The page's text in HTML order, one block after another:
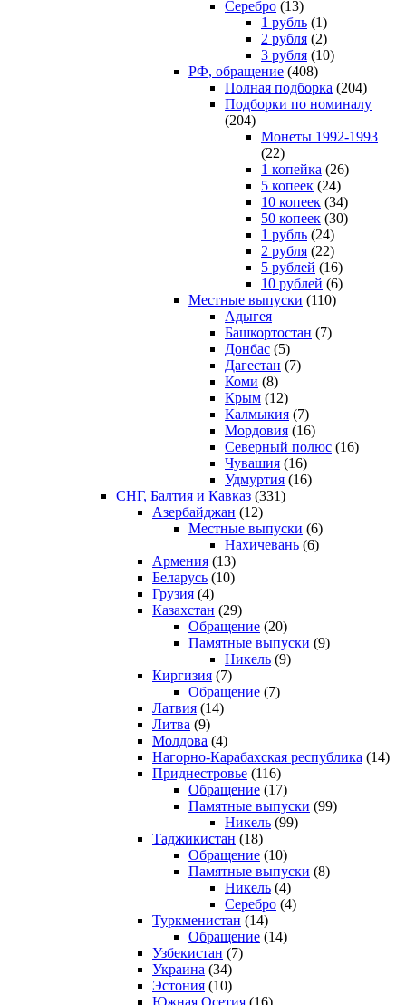
Серебро (13)
1 рубль (1)
2 рубля (2)
3 рубля (10)
РФ, обращение (408)
Полная подборка (204)
Подборки по номиналу
(204)
Монеты 1992-1993
(22)
1 копейка (26)
5 копеек (24)
10 копеек (34)
50 копеек (30)
1 рубль (24)
2 рубля (22)
5 рублей (16)
10 рублей (6)
Местные выпуски (110)
Адыгея
Башкортостан (7)
Донбас (5)
Дагестан (7)
Коми (8)
Крым (12)
Калмыкия (7)
Мордовия (16)
Северный полюс (16)
Чувашия (16)
Удмуртия (16)
СНГ, Балтия и Кавказ (331)
Азербайджан (12)
Местные выпуски (6)
Нахичевань (6)
Армения (13)
Беларусь (10)
Грузия (4)
Казахстан (29)
Обращение (20)
Памятные выпуски (9)
Никель (9)
Киргизия (7)
Обращение (7)
Латвия (14)
Литва (9)
Молдова (4)
Нагорно-Карабахская республика (14)
Приднестровье (116)
Обращение (17)
Памятные выпуски (99)
Никель (99)
Таджикистан (18)
Обращение (10)
Памятные выпуски (8)
Никель (4)
Серебро (4)
Туркменистан (14)
Обращение (14)
Узбекистан (7)
Украина (34)
Эстония (10)
Южная Осетия (16)